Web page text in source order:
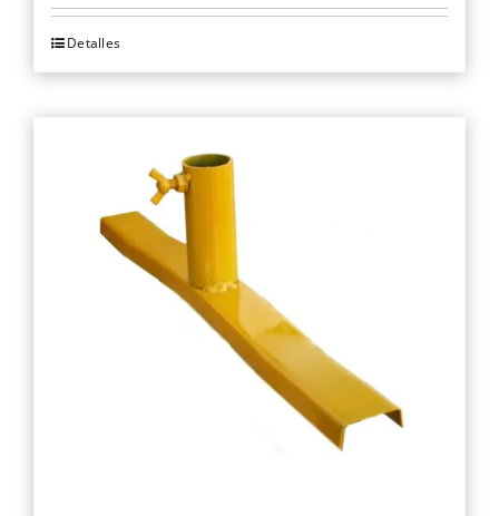
Detalles